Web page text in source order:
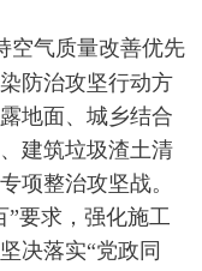
空气质量改善优先
防治攻坚行动方
地面、城乡结合
建筑垃圾渣土清
项整治攻坚战。
”要求，强化施工
决落实“党政同